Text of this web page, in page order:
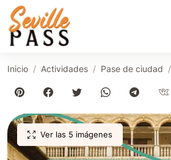
Inicio Actividades Pase de ciudad
Ver las 5 imágenes